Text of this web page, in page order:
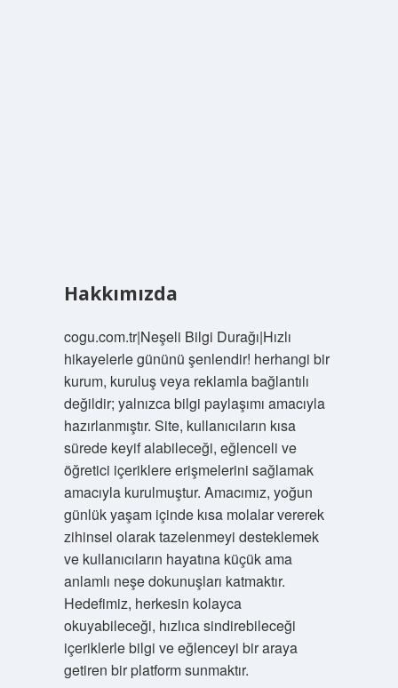
Hakkımızda
cogu.com.tr|Neşeli Bilgi Durağı|Hızlı
hikayelerle gününü şenlendir! herhangi bir
kurum, kuruluş veya reklamla bağlantılı
değildir; yalnızca bilgi paylaşımı amacıyla
hazırlanmıştır. Site, kullanıcıların kısa
sürede keyif alabileceği, eğlenceli ve
öğretici içeriklere erişmelerini sağlamak
amacıyla kurulmuştur. Amacımız, yoğun
günlük yaşam içinde kısa molalar vererek
zihinsel olarak tazelenmeyi desteklemek
ve kullanıcıların hayatına küçük ama
anlamlı neşe dokunuşları katmaktır.
Hedefimiz, herkesin kolayca
okuyabileceği, hızlıca sindirebileceği
içeriklerle bilgi ve eğlenceyi bir araya
getiren bir platform sunmaktır.